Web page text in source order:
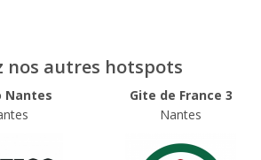
nos autres hotspots
Nantes
Gite de France 3
Nantes